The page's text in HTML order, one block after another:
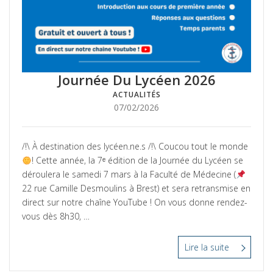
Journée Du Lycéen 2026
ACTUALITÉS
Posté
07/02/2026
/!\ À destination des lycéen.ne.s /!\ Coucou tout le monde
! Cette année, la 7ᵉ édition de la Journée du Lycéen se
déroulera le samedi 7 mars à la Faculté de Médecine (
22 rue Camille Desmoulins à Brest) et sera retransmise en
direct sur notre chaîne YouTube ! On vous donne rendez-
vous dès 8h30, …
Lire la suite “Journée
Du